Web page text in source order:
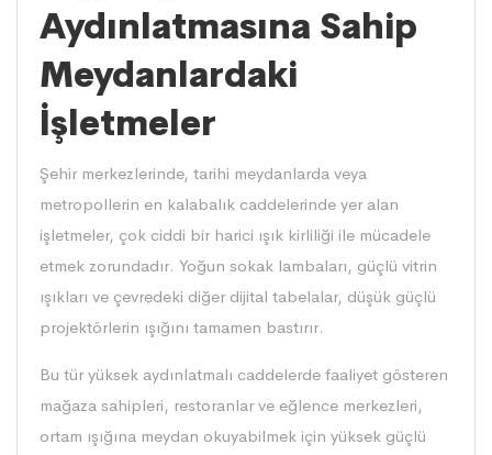
Aydınlatmasına Sahip
Meydanlardaki
İşletmeler
Şehir merkezlerinde, tarihi meydanlarda veya
metropollerin en kalabalık caddelerinde yer alan
işletmeler, çok ciddi bir harici ışık kirliliği ile mücadele
etmek zorundadır. Yoğun sokak lambaları, güçlü vitrin
ışıkları ve çevredeki diğer dijital tabelalar, düşük güçlü
projektörlerin ışığını tamamen bastırır.
Bu tür yüksek aydınlatmalı caddelerde faaliyet gösteren
mağaza sahipleri, restoranlar ve eğlence merkezleri,
ortam ışığına meydan okuyabilmek için yüksek güçlü